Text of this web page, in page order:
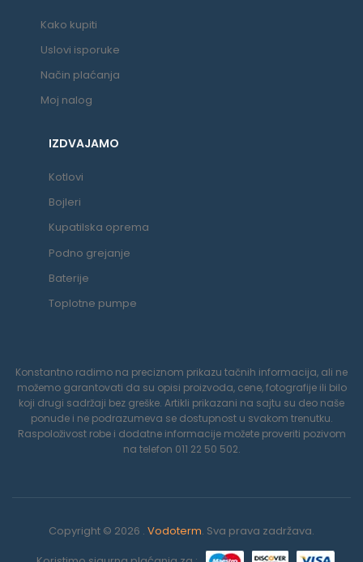
Kako kupiti
Uslovi isporuke
Način plaćanja
Moj nalog
IZDVAJAMO
Kotlovi
Bojleri
Kupatilska oprema
Podno grejanje
Baterije
Toplotne pumpe
Konstantno radimo na preciznom prikazu tačnih informacija, ali ne
možemo garantovati da su opisi proizvoda, cene, fotografije ili bilo
koji drugi sadržaji bez greške. Artikli prikazani na sajtu su deo naše
ponude i ne podrazumeva se dostupnost u svakom trenutku.
Raspoloživost robe i dodatne informacije možete proveriti pozivom
na telefon 011 22 50 502.
Copyright © 2026 . Vodoterm. Sva prava zadržava.